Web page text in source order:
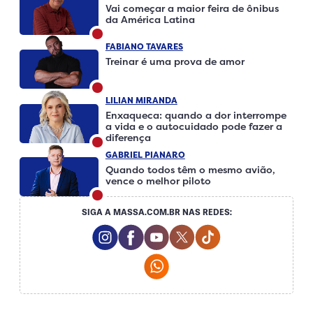
Vai começar a maior feira de ônibus
da América Latina
FABIANO TAVARES
Treinar é uma prova de amor
LILIAN MIRANDA
Enxaqueca: quando a dor interrompe
a vida e o autocuidado pode fazer a
diferença
GABRIEL PIANARO
Quando todos têm o mesmo avião,
vence o melhor piloto
SIGA A MASSA.COM.BR NAS REDES:
Instagram Social Media
Facebook Social Media
Youtube Social Media
Twitter Social Media
Tiktok Social
Whatsapp Social Media